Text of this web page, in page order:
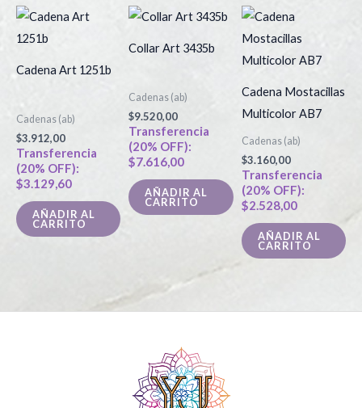
Cadena Art 1251b
Cadenas (ab)
$3.912,00
Transferencia
(20% OFF):
$3.129,60
AÑADIR AL
CARRITO
Collar Art 3435b
Cadenas (ab)
$9.520,00
Transferencia
(20% OFF):
$7.616,00
AÑADIR AL
CARRITO
Cadena Mostacillas
Multicolor AB7
Cadenas (ab)
$3.160,00
Transferencia
(20% OFF):
$2.528,00
AÑADIR AL
CARRITO